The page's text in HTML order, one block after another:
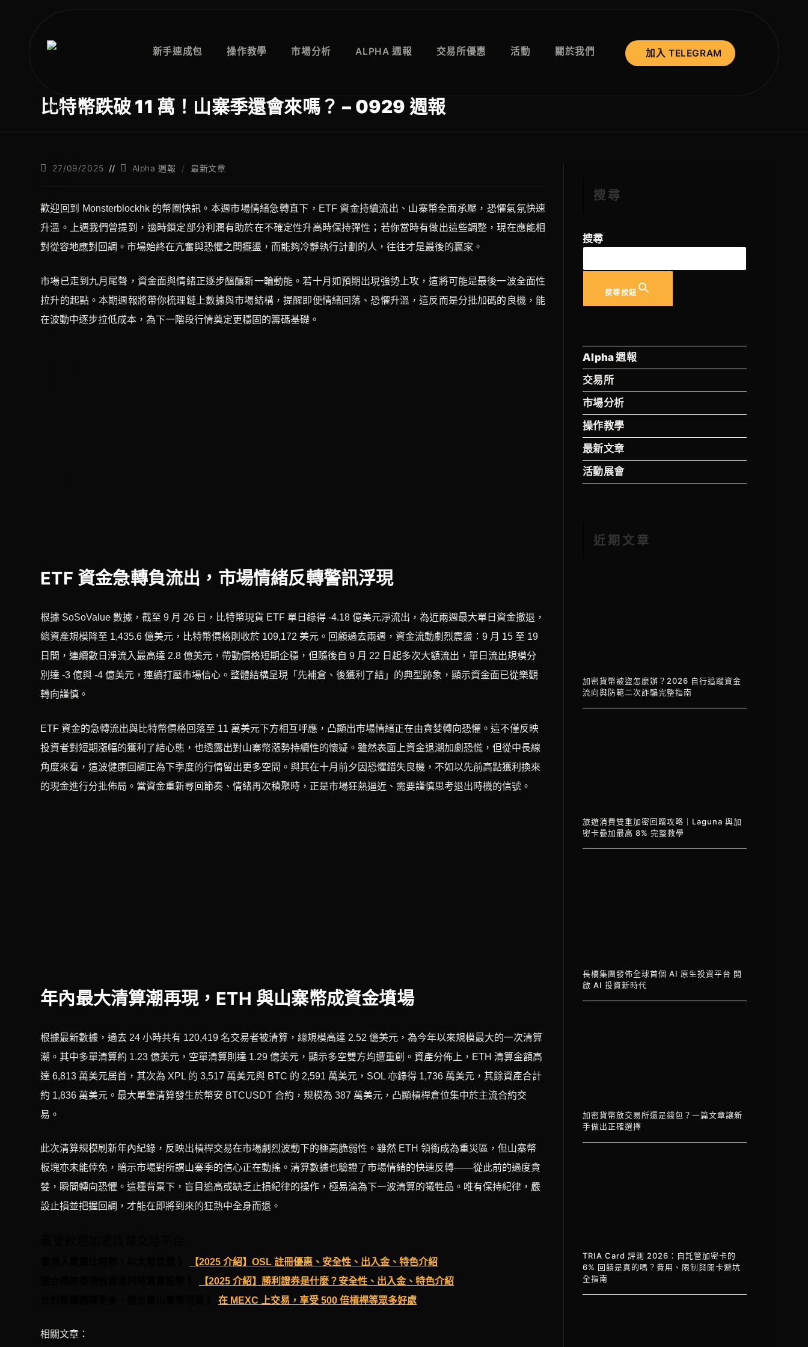
新手速成包 操作教學 市場分析 ALPHA 週報 交易所優惠 活動 關於我們 加入 TELEGRAM
比特幣跌破 11 萬！山寨季還會來嗎？ – 0929 週報
已
27/09/2025
職
Alpha 週報 / 最新文章
歡迎回到 Monsterblockhk 的幣圈快訊。本週市場情緒急轉直下，ETF 資金持續流出、山寨幣全面承壓，恐懼氣氛快速
升溫。上週我們曾提到，適時鎖定部分利潤有助於在不確定性升高時保持彈性；若你當時有做出這些調整，現在應能相
對從容地應對回調。市場始終在亢奮與恐懼之間擺盪，而能夠冷靜執行計劃的人，往往才是最後的贏家。
市場已走到九月尾聲，資金面與情緒正逐步醞釀新一輪動能。若十月如預期出現強勢上攻，這將可能是最後一波全面性
拉升的起點。本期週報將帶你梳理鏈上數據與市場結構，提醒即便情緒回落、恐懼升溫，這反而是分批加碼的良機，能
在波動中逐步拉低成本，為下一階段行情奠定更穩固的籌碼基礎。
ETF 資金急轉負流出，市場情緒反轉警訊浮現
根據 SoSoValue 數據，截至 9 月 26 日，比特幣現貨 ETF 單日錄得 -4.18 億美元淨流出，為近兩週最大單日資金撤退，
總資產規模降至 1,435.6 億美元，比特幣價格則收於 109,172 美元。回顧過去兩週，資金流動劇烈震盪：9 月 15 至 19
日間，連續數日淨流入最高達 2.8 億美元，帶動價格短期企穩，但隨後自 9 月 22 日起多次大額流出，單日流出規模分
別達 -3 億與 -4 億美元，連續打壓市場信心。整體結構呈現「先補倉、後獲利了結」的典型跡象，顯示資金面已從樂觀
轉向謹慎。
ETF 資金的急轉流出與比特幣價格回落至 11 萬美元下方相互呼應，凸顯出市場情緒正在由貪婪轉向恐懼。這不僅反映
投資者對短期漲幅的獲利了結心態，也透露出對山寨幣漲勢持續性的懷疑。雖然表面上資金退潮加劇恐慌，但從中長線
角度來看，這波健康回調正為下季度的行情留出更多空間。與其在十月前夕因恐懼錯失良機，不如以先前高點獲利換來
的現金進行分批佈局。當資金重新尋回節奏、情緒再次積聚時，正是市場狂熱逼近、需要謹慎思考退出時機的信號。
年內最大清算潮再現，ETH 與山寨幣成資金墳場
根據最新數據，過去 24 小時共有 120,419 名交易者被清算，總規模高達 2.52 億美元，為今年以來規模最大的一次清算
潮。其中多單清算約 1.23 億美元，空單清算則達 1.29 億美元，顯示多空雙方均遭重創。資產分佈上，ETH 清算金額高
達 6,813 萬美元居首，其次為 XPL 的 3,517 萬美元與 BTC 的 2,591 萬美元，SOL 亦錄得 1,736 萬美元，其餘資產合計
約 1,836 萬美元。最大單筆清算發生於幣安 BTCUSDT 合約，規模為 387 萬美元，凸顯槓桿倉位集中於主流合約交
易。
此次清算規模刷新年內紀錄，反映出槓桿交易在市場劇烈波動下的極高脆弱性。雖然 ETH 領銜成為重災區，但山寨幣
板塊亦未能倖免，暗示市場對所謂山寨季的信心正在動搖。清算數據也驗證了市場情緒的快速反轉——從此前的過度貪
婪，瞬間轉向恐懼。這種背景下，盲目追高或缺乏止損紀律的操作，極易淪為下一波清算的犧牲品。唯有保持紀律，嚴
設止損並把握回調，才能在即將到來的狂熱中全身而退。
【2025 介紹】OSL 註冊優惠、安全性、出入金、特色介紹
【2025 介紹】勝利證券是什麼？安全性、出入金、特色介紹
合約幣種選擇更多，適合買山寨幣現貨 》在 MEXC 上交易，享受 500 倍槓桿等眾多好處
相關文章：
搜尋
搜尋
搜尋按鈕
Alpha 週報
交易所
市場分析
操作教學
最新文章
活動展會
近期文章
加密貨幣被盜怎麼辦？2026 自行追蹤資金
流向與防範二次詐騙完整指南
旅遊消費雙重加密回贈攻略｜Laguna 與加
密卡疊加最高 8% 完整教學
長橋集團發佈全球首個 AI 原生投資平台 開
啟 AI 投資新時代
加密貨幣放交易所還是錢包？一篇文章讓新
手做出正確選擇
TRIA Card 評測 2026：自託管加密卡的
6% 回饋是真的嗎？費用、限制與開卡避坑
全指南